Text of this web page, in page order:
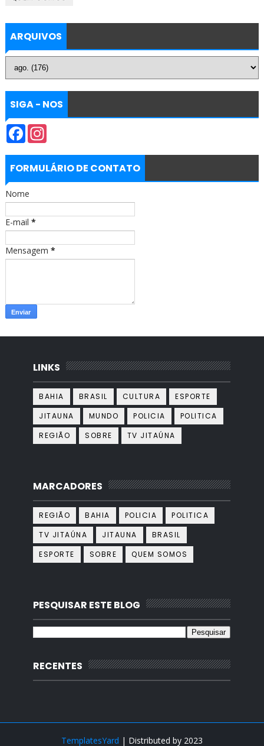
ARQUIVOS
SIGA - NOS
F
e
b
o
k
I
t
a
r
m
FORMULÁRIO DE CONTATO
Nome
E-mail *
Mensagem *
LINKS
BAHIA BRASIL CULTURA
ESPORTE
JITAUNA
MUNDO POLICIA
POLITICA
REGIÃO
SOBRE TV JITAÚNA
MARCADORES
REGIÃO BAHIA POLICIA
POLITICA
TV JITAÚNA
JITAUNA
BRASIL
ESPORTE
SOBRE QUEM SOMOS
PESQUISAR ESTE BLOG
RECENTES
TemplatesYard | Distributed by 2023